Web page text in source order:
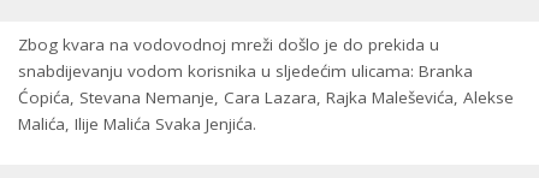
Zbog kvara na vodovodnoj mreži došlo je do prekida u
snabdijevanju vodom korisnika u sljedećim ulicama: Branka
Ćopića, Stevana Nemanje, Cara Lazara, Rajka Maleševića, Alekse
Malića, Ilije Malića Svaka Jenjića.